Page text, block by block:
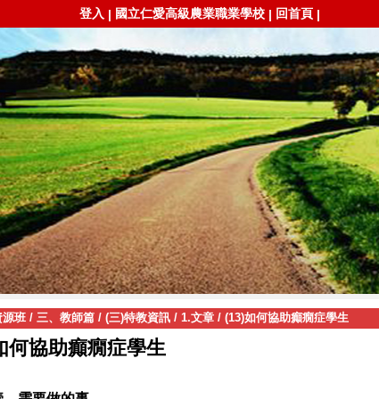
登入 | 國立仁愛高級農業職業學校 | 回首頁 |
源班/ 三、教師篇/ (三)特教資訊/ 1.文章/ (13)如何協助癲癇症學生
何協助癲癇症學生